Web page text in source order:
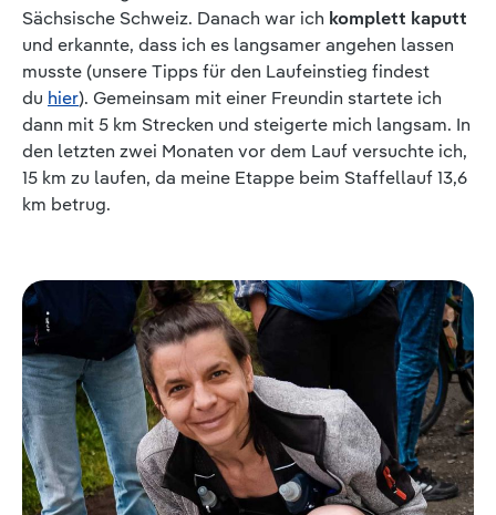
Sächsische Schweiz. Danach war ich komplett kaputt
und erkannte, dass ich es langsamer angehen lassen
musste (unsere Tipps für den Laufeinstieg findest
du hier). Gemeinsam mit einer Freundin startete ich
dann mit 5 km Strecken und steigerte mich langsam. In
den letzten zwei Monaten vor dem Lauf versuchte ich,
15 km zu laufen, da meine Etappe beim Staffellauf 13,6
km betrug.